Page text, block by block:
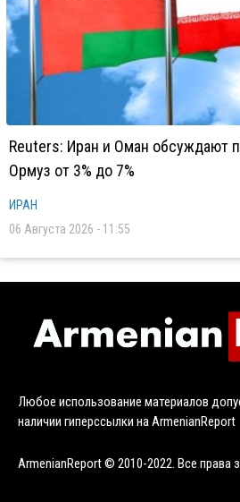
Reuters: Иран и Оман обсуждают
Ормуз от 3% до 7%
ИРАН
06 Августа 2026 - 11:55
Любое использование материалов
наличии гиперссылки на ArmenianReport
ArmenianReport © 2010-2022. Все права